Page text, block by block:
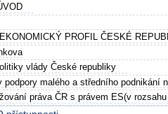
PROFIL ČESKÉ
vlády České republiky
podpory malého a středního podnikání
práva ČR s právem ES(v